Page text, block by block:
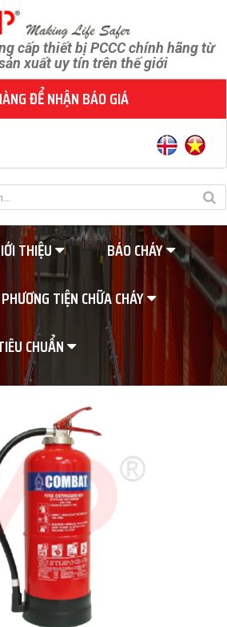
cấp thiết bị PCCC chính hãng từ
xuất uy tín trên thế giới
ĐỂ NHẬN BÁO GIÁ
THIỆU
BÁO CHÁY
PHƯƠNG TIỆN CHỮA CHÁY
CHUẨN